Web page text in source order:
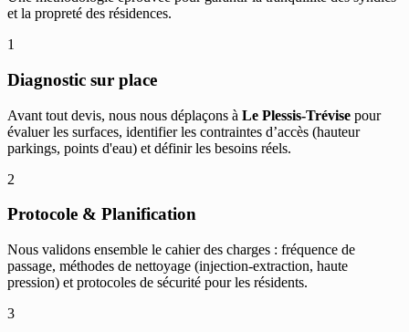
et la propreté des résidences.
1
Diagnostic sur place
Avant tout devis, nous nous déplaçons à Le Plessis-Trévise pour
évaluer les surfaces, identifier les contraintes d’accès (hauteur
parkings, points d'eau) et définir les besoins réels.
2
Protocole & Planification
Nous validons ensemble le cahier des charges : fréquence de
passage, méthodes de nettoyage (injection-extraction, haute
pression) et protocoles de sécurité pour les résidents.
3